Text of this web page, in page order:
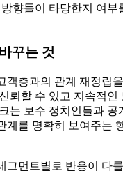
향들이 타당한지 여부
꾸는 것
객층과의 관계 재정립
뢰할 수 있고 지속적인
는 보수 정치인들과 공
계를 명확히 보여주는
그먼트별로 반응이 다